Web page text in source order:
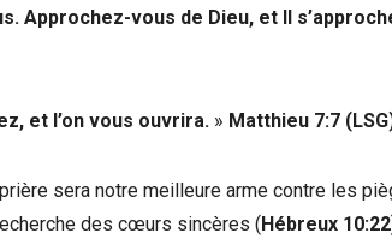
Approchez-vous de Dieu, et Il
et l’on vous ouvrira. » Matthieu 7:7
sera notre meilleure arme contre les
des cœurs sincères (Hébreux 10:22